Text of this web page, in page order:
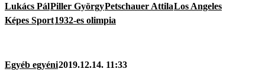
Lukács PálPiller GyörgyPetschauer AttilaLos Angeles
Képes Sport1932-es olimpia
Egyéb egyéni2019.12.14. 11:33